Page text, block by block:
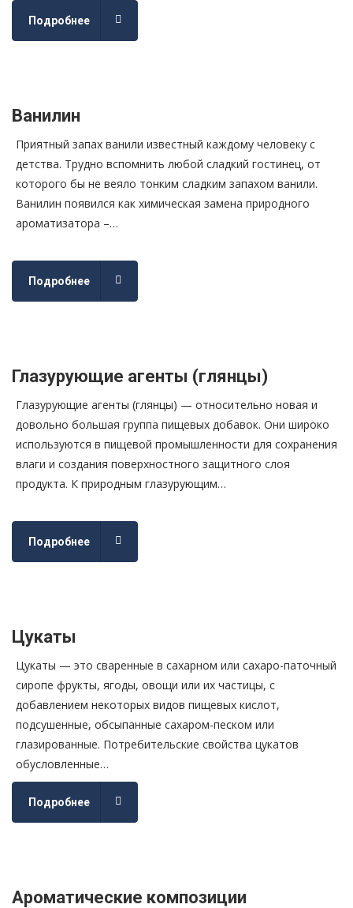
Подробнее
Ванилин
Приятный запах ванили известный каждому человеку с
детства. Трудно вспомнить любой сладкий гостинец, от
которого бы не веяло тонким сладким запахом ванили.
Ванилин появился как химическая замена природного
aроматизатора –…
Подробнее
Глазурующие агенты (глянцы)
Глазурующие агенты (глянцы) — относительно новая и
довольно большая группа пищевых добавок. Они широко
используются в пищевой промышленности для сохранения
влаги и создания поверхностного защитного слоя
продукта. К природным глазурующим…
Подробнее
Цукаты
Цукаты — это сваренные в сахарном или сахаро-паточный
сиропе фрукты, ягоды, овощи или их частицы, с
добавлением некоторых видов пищевых кислот,
подсушенные, обсыпанные сахаром-песком или
глазированные. Потребительские свойства цукатов
обусловленные…
Подробнее
Ароматические композиции